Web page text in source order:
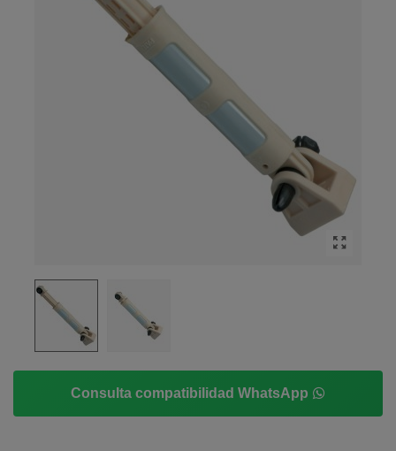
Consulta compatibilidad WhatsApp